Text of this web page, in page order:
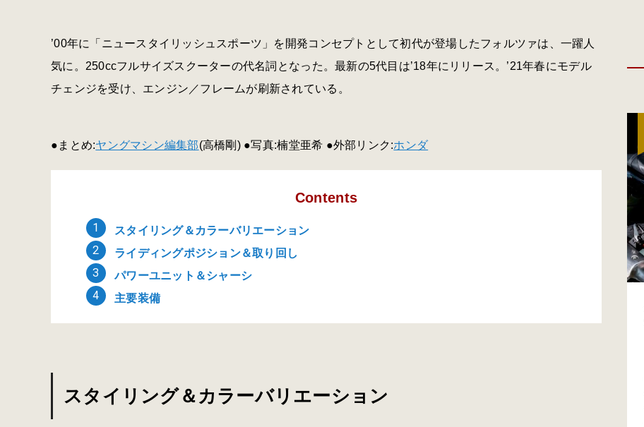
’00年に「ニュースタイリッシュスポーツ」を開発コンセプトとして初代が登場したフォルツァは、一躍人
気に。250ccフルサイズスクーターの代名詞となった。最新の5代目は’18年にリリース。’21年春にモデル
チェンジを受け、エンジン／フレームが刷新されている。
●まとめ:ヤングマシン編集部(高橋剛) ●写真:楠堂亜希 ●外部リンク:ホンダ
Contents
スタイリング＆カラーバリエーション
ライディングポジション＆取り回し
パワーユニット＆シャーシ
主要装備
スタイリング＆カラーバリエーション